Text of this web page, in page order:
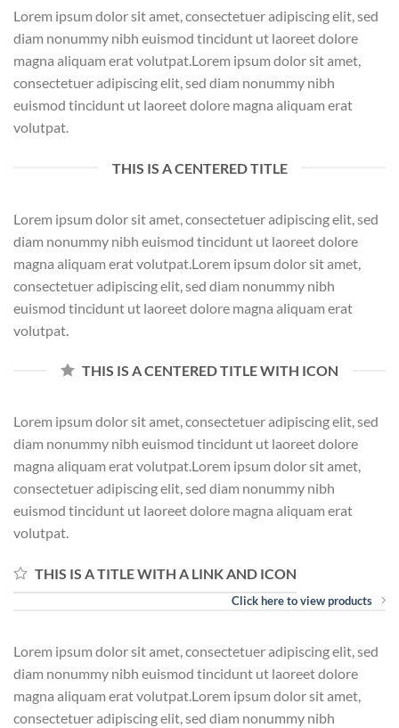
Lorem ipsum dolor sit amet, consectetuer adipiscing elit, sed
diam nonummy nibh euismod tincidunt ut laoreet dolore
magna aliquam erat volutpat.Lorem ipsum dolor sit amet,
consectetuer adipiscing elit, sed diam nonummy nibh
euismod tincidunt ut laoreet dolore magna aliquam erat
volutpat.
THIS IS A CENTERED TITLE
Lorem ipsum dolor sit amet, consectetuer adipiscing elit, sed
diam nonummy nibh euismod tincidunt ut laoreet dolore
magna aliquam erat volutpat.Lorem ipsum dolor sit amet,
consectetuer adipiscing elit, sed diam nonummy nibh
euismod tincidunt ut laoreet dolore magna aliquam erat
volutpat.
THIS IS A CENTERED TITLE WITH ICON
Lorem ipsum dolor sit amet, consectetuer adipiscing elit, sed
diam nonummy nibh euismod tincidunt ut laoreet dolore
magna aliquam erat volutpat.Lorem ipsum dolor sit amet,
consectetuer adipiscing elit, sed diam nonummy nibh
euismod tincidunt ut laoreet dolore magna aliquam erat
volutpat.
THIS IS A TITLE WITH A LINK AND ICON
Click here to view products
Lorem ipsum dolor sit amet, consectetuer adipiscing elit, sed
diam nonummy nibh euismod tincidunt ut laoreet dolore
magna aliquam erat volutpat.Lorem ipsum dolor sit amet,
consectetuer adipiscing elit, sed diam nonummy nibh